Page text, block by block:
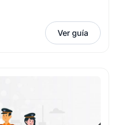
Ver guía